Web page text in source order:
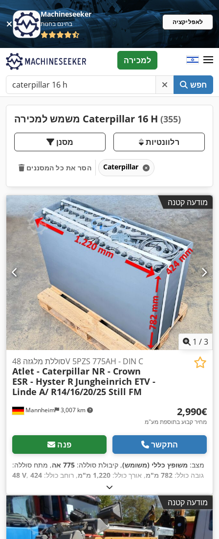
Machineseeker
בחינם בחנות לאפליקציה
חפש
למכירה
משמש למכירה Caterpillar 16 H (355)
מסנן רלוונטיות
הסר את כל המסננים Caterpillar
מודעה קטנה
1 /3
Mannheim 3,007 km
סוללת מלגזה 48V 5PZS 775AH - DIN C
Atlet - Caterpillar NR - Crown
ESR - Hyster R Jungheinrich ETV -
Linde A/ R14/16/20/25 Still FM
‏2,990 ‏€
מחיר קבוע בתוספת מע"מ
פנה התקשר
מצב: משופץ כללי (משומש), קיבולת סוללה: 775 אה
, מתח סוללה:
48 V
, גובה כולל: 782 מ"מ , אורך כולל: 1,220 מ"מ , רוחב כולל: 424
מודעה קטנה